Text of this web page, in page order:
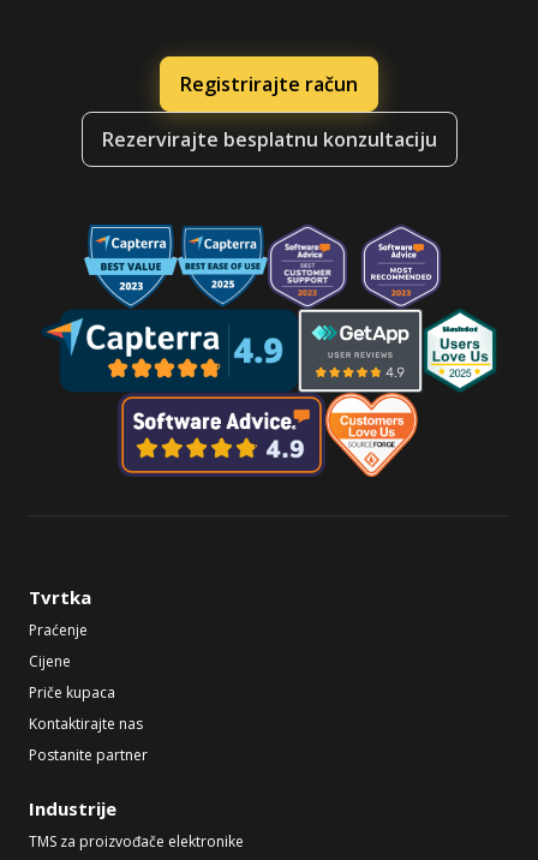
Registrirajte račun
Rezervirajte besplatnu konzultaciju
Tvrtka
Praćenje
Cijene
Priče kupaca
Kontaktirajte nas
Postanite partner
Industrije
TMS za proizvođače elektronike